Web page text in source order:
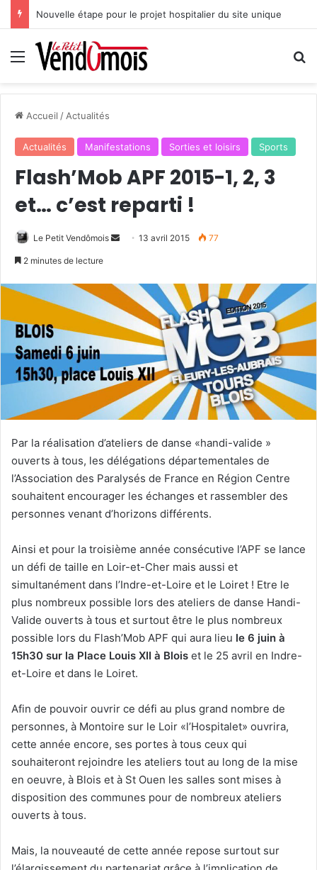
Nouvelle étape pour le projet hospitalier du site unique
Menu
Accueil / Actualités
Actualités Manifestations Sorties et loisirs Sports
Flash’Mob APF 2015-1, 2, 3
et… c’est reparti !
Le Petit Vendômois
o
y
e
r
u
n
r
r
i
e
l
13 avril 2015 77
2 minutes de lecture
Par la réalisation d’ateliers de danse «handi-valide »
ouverts à tous, les délégations départementales de
l’Association des Paralysés de France en Région Centre
souhaitent encourager les échanges et rassembler des
personnes venant d’horizons différents.
Ainsi et pour la troisième année consécutive l’APF se lance
un défi de taille en Loir-et-Cher mais aussi et
simultanément dans l’Indre-et-Loire et le Loiret ! Etre le
plus nombreux possible lors des ateliers de danse Handi-
Valide ouverts à tous et surtout être le plus nombreux
possible lors du Flash’Mob APF qui aura lieu le 6 juin à
15h30 sur la Place Louis XII à Blois et le 25 avril en Indre-
et-Loire et dans le Loiret.
Afin de pouvoir ouvrir ce défi au plus grand nombre de
personnes, à Montoire sur le Loir «l’Hospitalet» ouvrira,
cette année encore, ses portes à tous ceux qui
souhaiteront rejoindre les ateliers tout au long de la mise
en oeuvre, à Blois et à St Ouen les salles sont mises à
disposition des communes pour de nombreux ateliers
ouverts à tous.
Mais, la nouveauté de cette année repose surtout sur